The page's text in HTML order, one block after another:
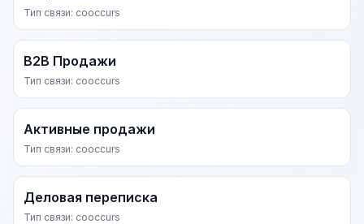
Тип связи: cooccurs
B2B Продажи
Тип связи: cooccurs
Активные продажи
Тип связи: cooccurs
Деловая переписка
Тип связи: cooccurs